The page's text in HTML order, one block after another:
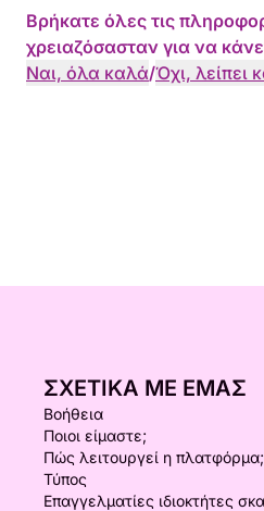
Βρήκατε όλες τις
χρειαζόσασταν για να
Ναι, όλα καλά/Όχι, λείπει
ΣΧΕΤΙΚΆ ΜΕ ΕΜΆΣ
Βοήθεια
Ποιοι είμαστε;
Πώς λειτουργεί η πλατφόρμα;
Τύπος
Επαγγελματίες ιδιοκτήτες